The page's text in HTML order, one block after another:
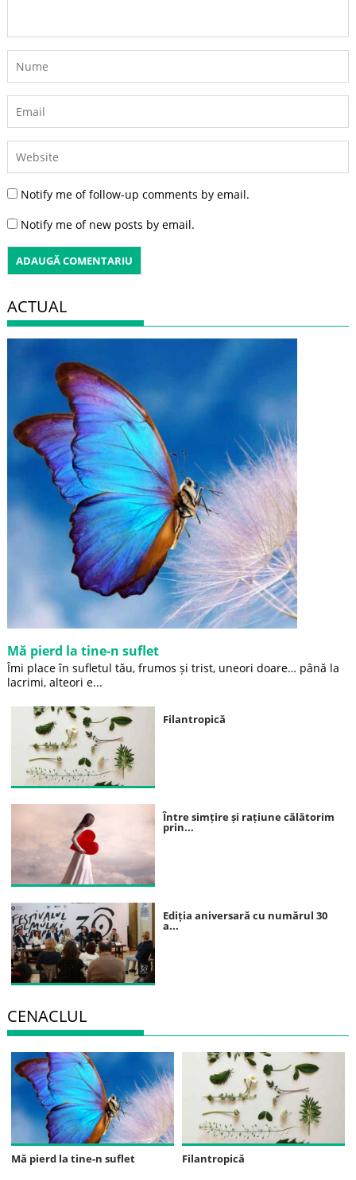
Notify me of follow-up comments by email.
Notify me of new posts by email.
ACTUAL
Mă pierd la tine-n suflet
Îmi place în sufletul tău, frumos și trist, uneori doare… până la
lacrimi, alteori e...
Filantropică
Între simțire și rațiune călătorim
prin...
Ediția aniversară cu numărul 30
a...
CENACLUL
Mă pierd la tine-n suflet Filantropică